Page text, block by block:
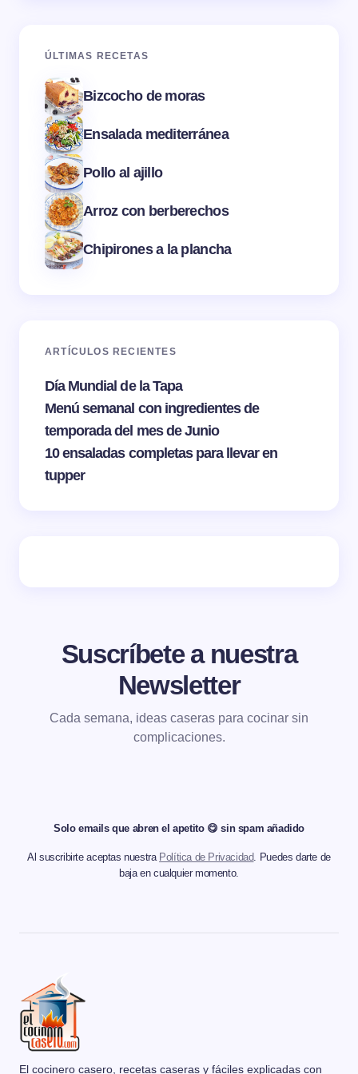
ÚLTIMAS RECETAS
Bizcocho de moras
Ensalada mediterránea
Pollo al ajillo
Arroz con berberechos
Chipirones a la plancha
ARTÍCULOS RECIENTES
Día Mundial de la Tapa
Menú semanal con ingredientes de
temporada del mes de Junio
10 ensaladas completas para llevar en
tupper
Suscríbete a nuestra
Newsletter
Cada semana, ideas caseras para cocinar sin
complicaciones.
Solo emails que abren el apetito 😋 sin spam añadido
Al suscribirte aceptas nuestra Política de Privacidad. Puedes darte de
baja en cualquier momento.
El cocinero casero, recetas caseras y fáciles explicadas con